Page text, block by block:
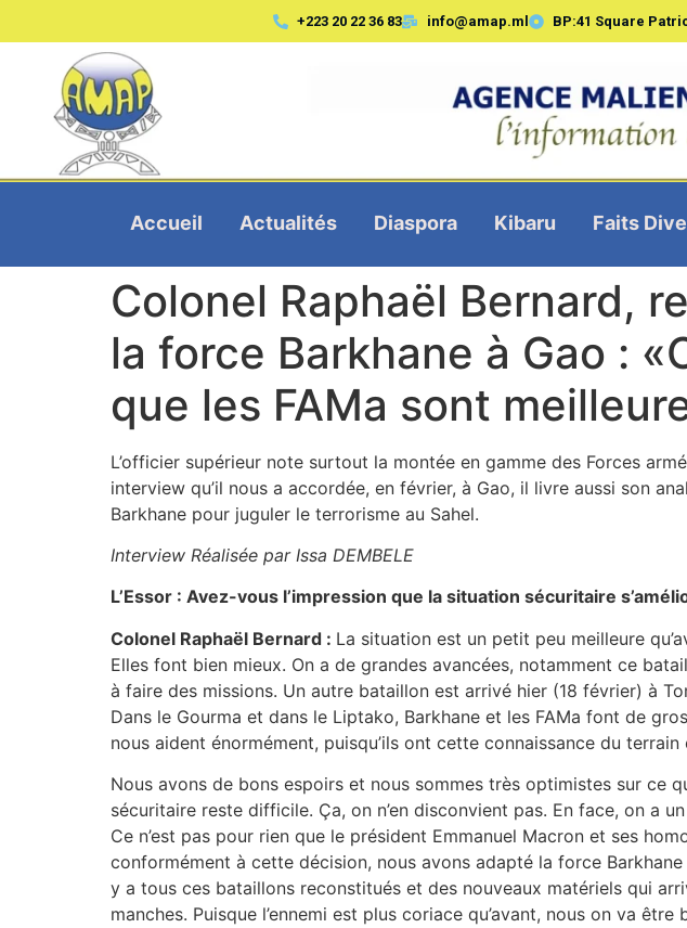
+223 20 22 36 83 info@amap.ml BP:41 Square
Accueil Actualités Diaspora Kibaru Faits
Colonel Raphaël Bernard,
la force Barkhane à Gao :
que les FAMa sont
L’officier supérieur note surtout la montée en gamme des Forces
interview qu’il nous a accordée, en février, à Gao, il livre aussi son
Barkhane pour juguler le terrorisme au Sahel.
Interview Réalisée par Issa DEMBELE
L’Essor : Avez-vous l’impression que la situation sécuritaire
Colonel Raphaël Bernard : La situation est un petit peu meilleure
Elles font bien mieux. On a de grandes avancées, notamment ce
à faire des missions. Un autre bataillon est arrivé hier (18 février) à
Dans le Gourma et dans le Liptako, Barkhane et les FAMa font de
nous aident énormément, puisqu’ils ont cette connaissance du
Nous avons de bons espoirs et nous sommes très optimistes sur ce
sécuritaire reste difficile. Ça, on n’en disconvient pas. En face, on a
Ce n’est pas pour rien que le président Emmanuel Macron et ses
conformément à cette décision, nous avons adapté la force
y a tous ces bataillons reconstitués et des nouveaux matériels qui
manches. Puisque l’ennemi est plus coriace qu’avant, nous on va